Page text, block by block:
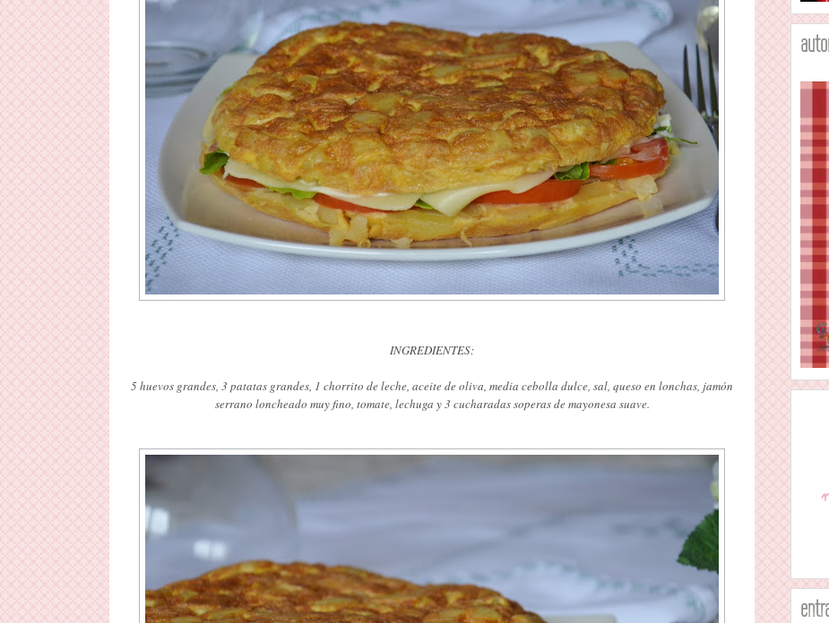
INGREDIENTES:
5 huevos grandes, 3 patatas grandes, 1 chorrito de leche, aceite de oliva, media cebolla dulce, sal, queso en lonchas, jamón
serrano loncheado muy fino, tomate, lechuga y 3 cucharadas soperas de mayonesa suave.